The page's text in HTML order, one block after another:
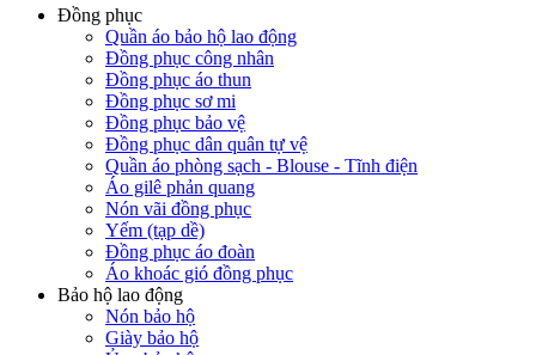
Đồng phục
Quần áo bảo hộ lao động
Đồng phục công nhân
Đồng phục áo thun
Đồng phục sơ mi
Đồng phục bảo vệ
Đồng phục dân quân tự vệ
Quần áo phòng sạch - Blouse - Tĩnh điện
Áo gilê phản quang
Nón vãi đồng phục
Yếm (tạp dề)
Đồng phục áo đoàn
Áo khoác gió đồng phục
Bảo hộ lao động
Nón bảo hộ
Giày bảo hộ